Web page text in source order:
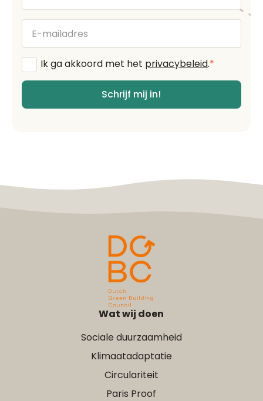
E-
mailadres
Algemene
voorwaarden*
Ik ga akkoord met het privacybeleid.*
Schrijf mij in!
Wat wij doen
Sociale duurzaamheid
Klimaatadaptatie
Circulariteit
Paris Proof